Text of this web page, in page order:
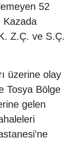
52
Kazada
Z.Ç. ve S.Ç.
üzerine olay
Tosya Bölge
gelen